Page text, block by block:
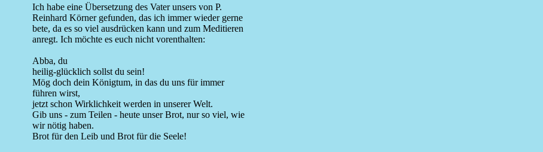
Ich habe eine Übersetzung des Vater unsers von P.
Reinhard Körner gefunden, das ich immer wieder gerne
bete, da es so viel ausdrücken kann und zum Meditieren
anregt. Ich möchte es euch nicht vorenthalten:
Abba, du
heilig-glücklich sollst du sein!
Mög doch dein Königtum, in das du uns für immer
führen wirst,
jetzt schon Wirklichkeit werden in unserer Welt.
Gib uns - zum Teilen - heute unser Brot, nur so viel, wie
wir nötig haben.
Brot für den Leib und Brot für die Seele!